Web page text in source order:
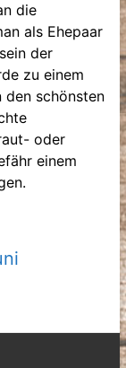
die
als Ehepaar
der
zu einem
den schönsten
oder
einem